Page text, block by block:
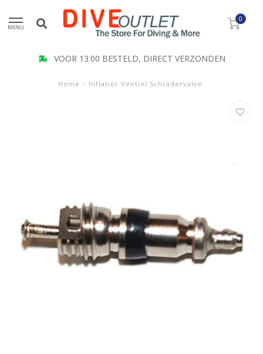
MENU
0
VOOR 13:00 BESTELD, DIRECT VERZONDEN
Home / Inflatior Ventiel Schradervalve